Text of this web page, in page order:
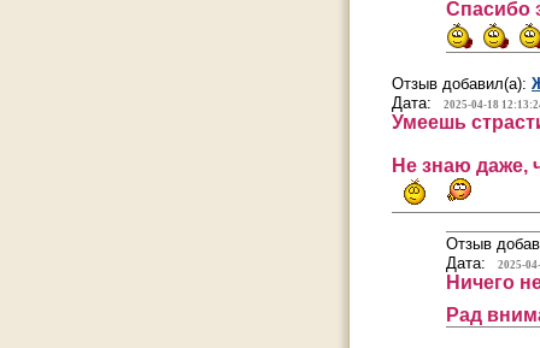
Спасибо
Отзыв добавил(а):
Дата:
2025-04-18
Умеешь
Не знаю даже,
Отзыв
Дата:
2025-
Ничего
Рад